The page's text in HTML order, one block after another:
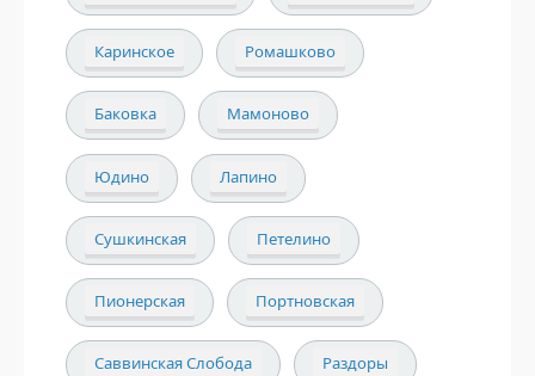
Каринское Ромашково
Баковка Мамоново
Юдино Лапино
Сушкинская Петелино
Пионерская Портновская
Саввинская Слобода Раздоры